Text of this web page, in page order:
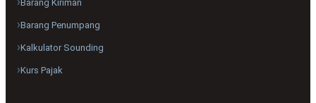
Barang Kiriman
Barang Penumpang
Kalkulator Sounding
Kurs Pajak